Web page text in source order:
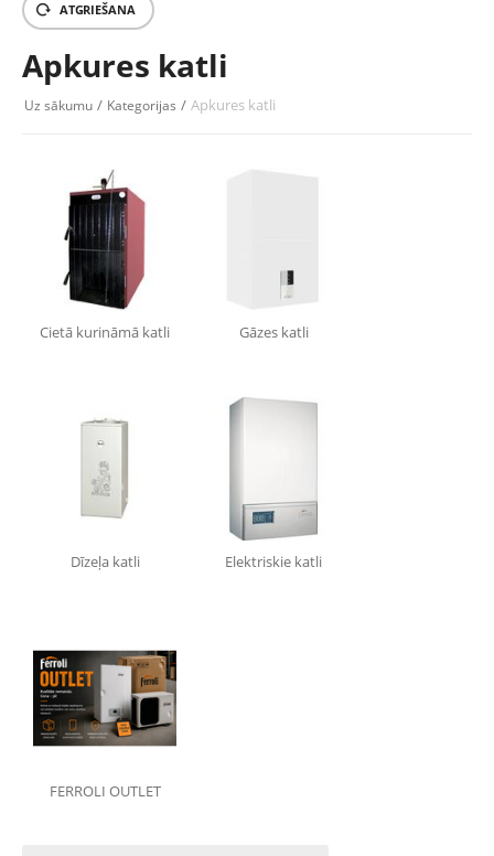
ATGRIEŠANA
Apkures katli
Uz sākumu / Kategorijas / Apkures katli
Cietā kurināmā katli Gāzes katli
Dīzeļa katli Elektriskie katli
FERROLI OUTLET